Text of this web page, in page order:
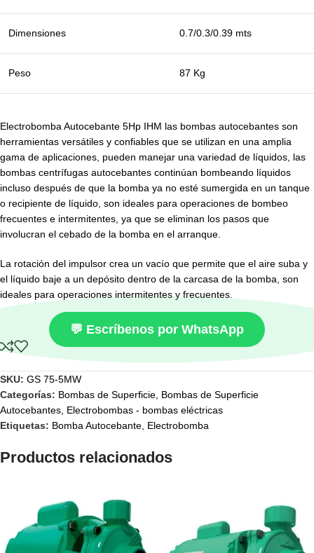
Dimensiones 0.7/0.3/0.39 mts
Peso 87 Kg
Electrobomba Autocebante 5Hp IHM las bombas autocebantes son
herramientas versátiles y confiables que se utilizan en una amplia
gama de aplicaciones, pueden manejar una variedad de líquidos, las
bombas centrífugas autocebantes continúan bombeando líquidos
incluso después de que la bomba ya no esté sumergida en un tanque
o recipiente de líquido, son ideales para operaciones de bombeo
frecuentes e intermitentes, ya que se eliminan los pasos que
involucran el cebado de la bomba en el arranque.
La rotación del impulsor crea un vacío que permite que el aire suba y
el líquido baje a un depósito dentro de la carcasa de la bomba, son
ideales para operaciones intermitentes y frecuentes.
💬 Escríbenos por WhatsApp
SKU: GS 75-5MW
Categorías: Bombas de Superficie, Bombas de Superficie
Autocebantes, Electrobombas - bombas eléctricas
Etiquetas: Bomba Autocebante, Electrobomba
Productos relacionados